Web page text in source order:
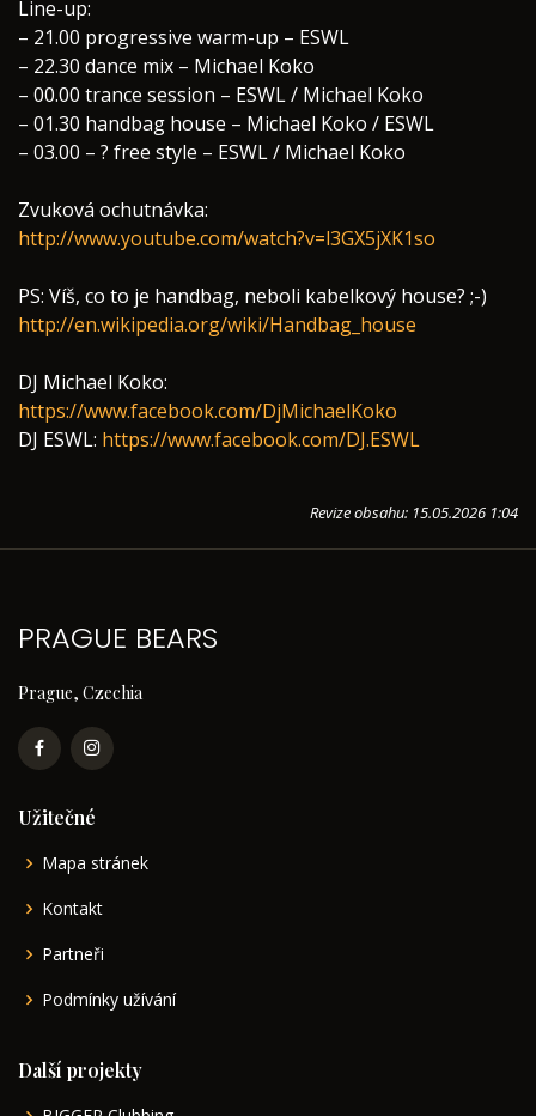
Line-up:
– 21.00 progressive warm-up – ESWL
– 22.30 dance mix – Michael Koko
– 00.00 trance session – ESWL / Michael Koko
– 01.30 handbag house – Michael Koko / ESWL
– 03.00 – ? free style – ESWL / Michael Koko
Zvuková ochutnávka:
http://www.youtube.com/watch?v=l3GX5jXK1so
PS: Víš, co to je handbag, neboli kabelkový house? ;-)
http://en.wikipedia.org/wiki/Handbag_house
DJ Michael Koko:
https://www.facebook.com/DjMichaelKoko
DJ ESWL: https://www.facebook.com/DJ.ESWL
Revize obsahu: 15.05.2026 1:04
PRAGUE BEARS
Prague, Czechia
Užitečné
Mapa stránek
Kontakt
Partneři
Podmínky užívání
Další projekty